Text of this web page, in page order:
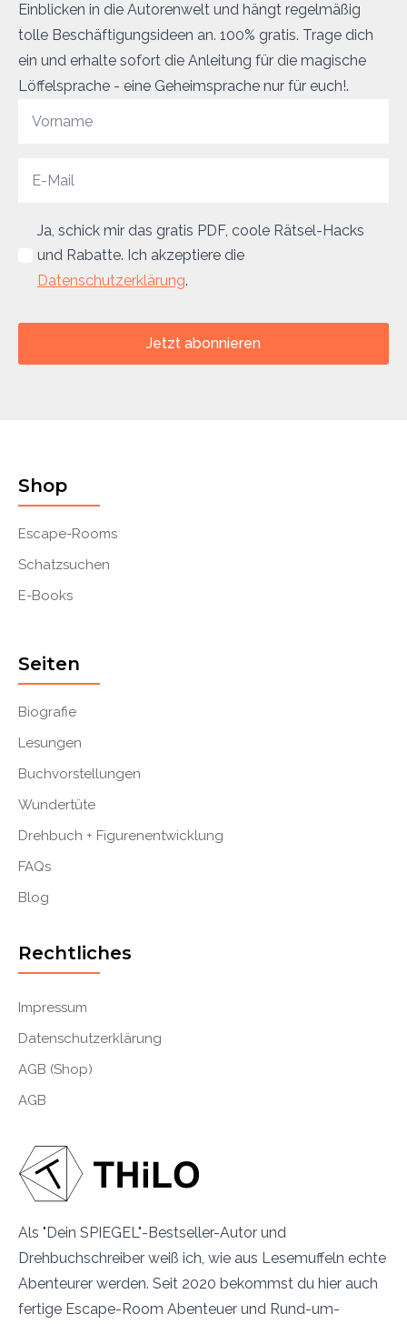
Einblicken in die Autorenwelt und hängt regelmäßig
tolle Beschäftigungsideen an. 100% gratis. Trage dich
ein und erhalte sofort die Anleitung für die magische
Löffelsprache - eine Geheimsprache nur für euch!.
Ja, schick mir das gratis PDF, coole Rätsel-Hacks
und Rabatte. Ich akzeptiere die
Datenschutzerklärung.
Jetzt abonnieren
Als "Dein SPIEGEL"-Bestseller-Autor und
Drehbuchschreiber weiß ich, wie aus Lesemuffeln echte
Abenteurer werden. Seit 2020 bekommst du hier auch
fertige Escape-Room Abenteuer und Rund-um-
Shop
Escape-Rooms
Schatzsuchen
E-Books
Seiten
Biografie
Lesungen
Buchvorstellungen
Wundertüte
Drehbuch + Figurenentwicklung
FAQs
Blog
Rechtliches
Impressum
Datenschutzerklärung
AGB (Shop)
AGB